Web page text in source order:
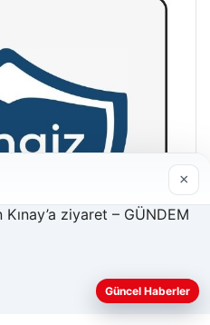
daha iyi anlayabilmek,
geliştirmek amacıyla çerezler
×
Güncel Haberler